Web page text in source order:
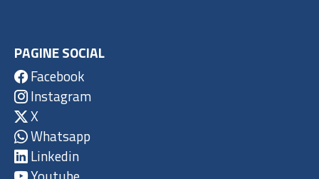
PAGINE SOCIAL
Facebook
Instagram
X
Whatsapp
Linkedin